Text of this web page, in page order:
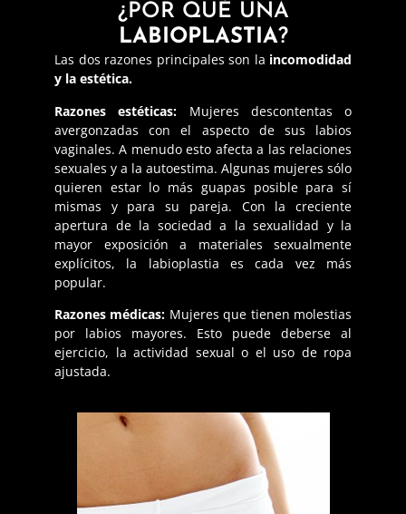
¿POR QUÉ UNA
LABIOPLASTIA?
Las dos razones principales son la incomodidad
y la estética.
Razones estéticas: Mujeres descontentas o
avergonzadas con el aspecto de sus labios
vaginales. A menudo esto afecta a las relaciones
sexuales y a la autoestima. Algunas mujeres sólo
quieren estar lo más guapas posible para sí
mismas y para su pareja. Con la creciente
apertura de la sociedad a la sexualidad y la
mayor exposición a materiales sexualmente
explícitos, la labioplastia es cada vez más
popular.
Razones médicas: Mujeres que tienen molestias
por labios mayores. Esto puede deberse al
ejercicio, la actividad sexual o el uso de ropa
ajustada.